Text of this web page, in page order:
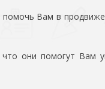
Вам в
они помогут Вам